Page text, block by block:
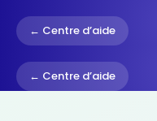
← Centre d’aide
← Centre d’aide